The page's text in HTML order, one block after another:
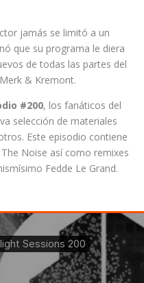
jamás se limitó a un
que su programa le diera
de todas las partes del
& Kremont.
#200, los fanáticos del
selección de materiales
Este episodio contiene
Noise así como remixes
Fedde Le Grand.